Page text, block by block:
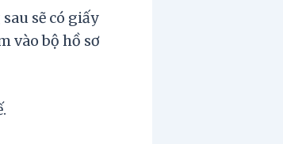
sẽ có giấy
vào bộ hồ sơ